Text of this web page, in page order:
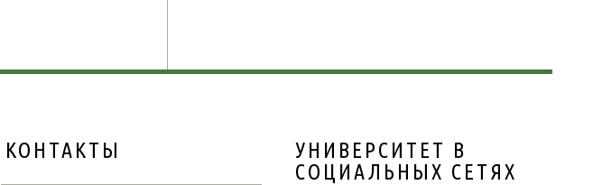
КОНТАКТЫ
УНИВЕРСИТЕТ В
СОЦИАЛЬНЫХ СЕТЯХ